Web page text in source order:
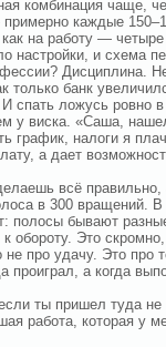
комбинация чаще,
каждые
на работу —
настройки, и схема
Дисциплина.
только банк
спать ложусь ровно
у виска. «Саша,
график, налоги я
а дает
всё
в 300
полосы бывают
Это скромно,
не про удачу. Это
проиграл, а когда
ты пришел туда
работа, которая